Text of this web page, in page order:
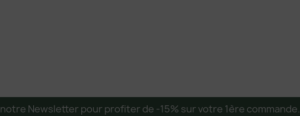
Newsletter pour profiter de -15% sur votre 1ère commande.